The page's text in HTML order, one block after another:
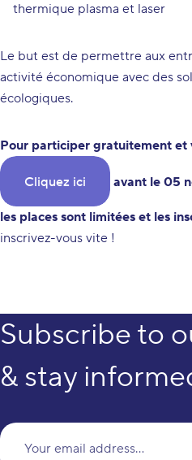
thermique plasma et laser
Le but est de permettre aux
activité économique avec des
écologiques.
Pour participer gratuitement et
Cliquez ici avant le 05
les places sont limitées et les
inscrivez-vous vite !
Subscribe to
& stay